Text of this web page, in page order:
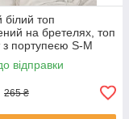
білий топ
на бретелях, топ
з портупеєю S-M
відправки
265 ₴